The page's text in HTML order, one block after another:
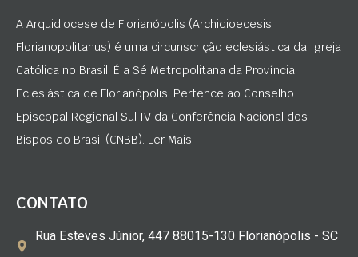
A Arquidiocese de Florianópolis (Archidioecesis
Florianopolitanus) é uma circunscrição eclesiástica da Igreja
Católica no Brasil. É a Sé Metropolitana da Província
Eclesiástica de Florianópolis. Pertence ao Conselho
Episcopal Regional Sul IV da Conferência Nacional dos
Bispos do Brasil (CNBB). Ler Mais
CONTATO
Rua Esteves Júnior, 447 88015-130 Florianópolis - SC